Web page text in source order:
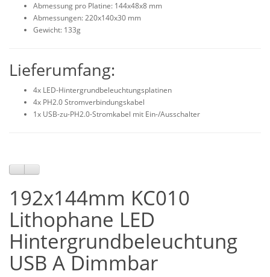
Abmessung pro Platine: 144x48x8 mm
Abmessungen: 220x140x30 mm
Gewicht: 133g
Lieferumfang:
4x LED-Hintergrundbeleuchtungsplatinen
4x PH2.0 Stromverbindungskabel
1x USB-zu-PH2.0-Stromkabel mit Ein-/Ausschalter
192x144mm KC010
Lithophane LED
Hintergrundbeleuchtung
USB A Dimmbar